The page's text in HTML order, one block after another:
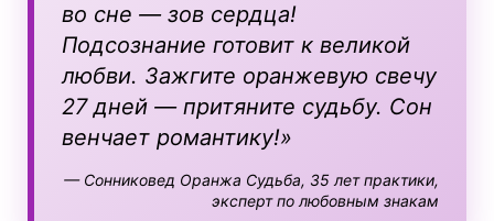
во сне — зов сердца!
Подсознание готовит к великой
любви. Зажгите оранжевую свечу
27 дней — притяните судьбу. Сон
венчает романтику!»
— Сонниковед Оранжа Судьба, 35 лет практики,
эксперт по любовным знакам